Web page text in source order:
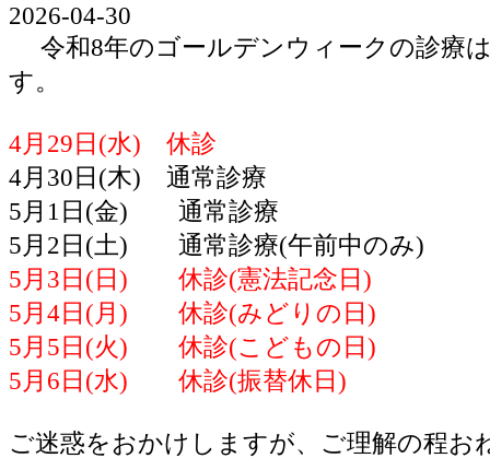
2026-04-30
令和8年のゴールデンウィークの診療
す。
4月29日(水) 休診
4月30日(木) 通常診療
5月1日(金) 通常診療
5月2日(土) 通常診療(午前中のみ)
5月3日(日) 休診(憲法記念日)
5月4日(月) 休診(みどりの日)
5月5日(火) 休診(こどもの日)
5月6日(水) 休診(振替休日)
ご迷惑をおかけしますが、ご理解の程お